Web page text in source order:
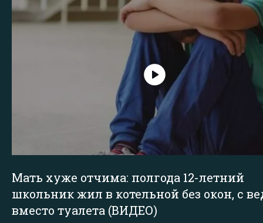
Мать хуже отчима: полгода 12-летний
школьник жил в котельной без окон, с
вместо туалета (ВИДЕО)